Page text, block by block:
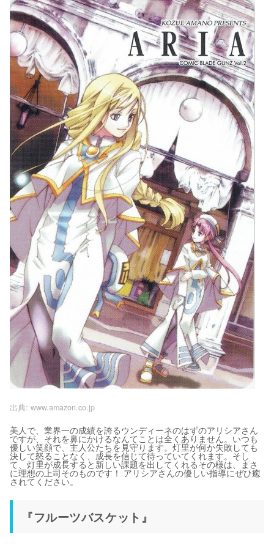
出典: www.amazon.co.jp
美人で、業界一の成績を誇るウンディーネのはずのアリシアさん
ですが、それを鼻にかけるなんてことは全くありません。いつも
優しい笑顔で、主人公たちを見守ります。灯里が何か失敗しても
決して怒ることなく、成長を信じて待っていてくれます。そし
て、灯里が成長すると新しい課題を出してくれるその様は、まさ
に理想の上司そのものです！ アリシアさんの優しい指導にぜひ癒
されてください。
『フルーツバスケット』